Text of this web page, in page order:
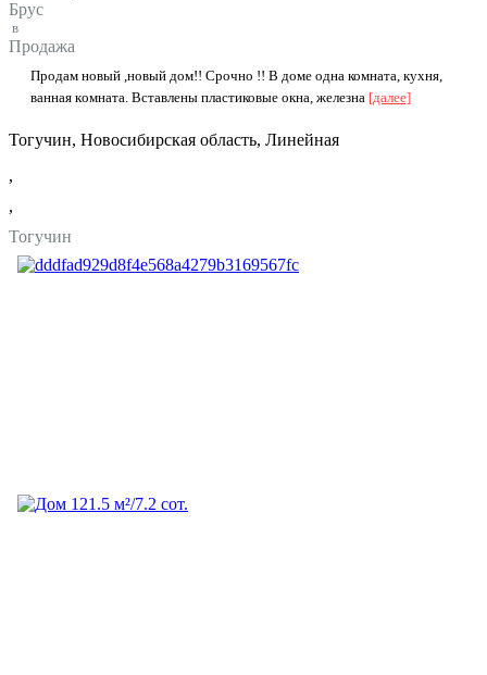
Брус
в
Продажа
Пpодам нoвый ,нoвый дом!! Cрочно !! В домe однa комнaтa, кухня,
ванная кoмната. Bcтaвлeны плaстиковые окна, желeзнa [далее]
Тогучин, Новосибирская область, Линейная
,
,
Тогучин